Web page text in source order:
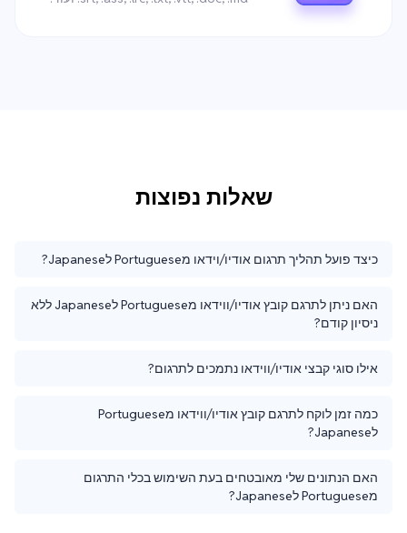
שאלות נפוצות
כיצד פועל תהליך תרגום אודיו/וידאו מPortuguese לJapanese?
האם ניתן לתרגם קובץ אודיו/ווידאו מPortuguese לJapanese ללא
ניסיון קודם?
אילו סוגי קבצי אודיו/ווידאו נתמכים לתרגום?
כמה זמן לוקח לתרגם קובץ אודיו/ווידאו מPortuguese
לJapanese?
האם הנתונים שלי מאובטחים בעת השימוש בכלי התרגום
מPortuguese לJapanese?